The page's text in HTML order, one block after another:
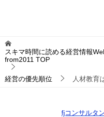
スキマ時間に読める経営情報
from2011 TOP
経営の優先順位 人材教育
fjコンサルタ